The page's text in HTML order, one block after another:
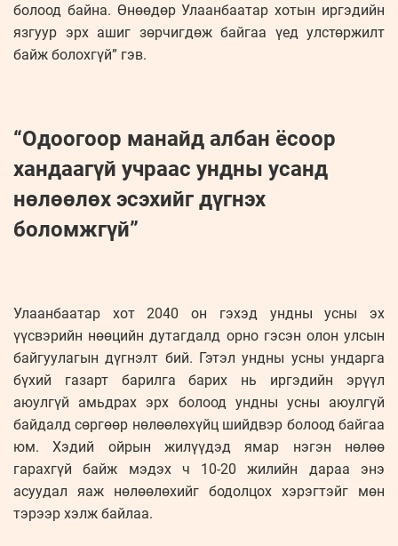
болоод байна. Өнөөдөр Улаанбаатар хотын иргэдийн
язгуур эрх ашиг зөрчигдөж байгаа үед улстөржилт
байж болохгүй” гэв.
“Одоогоор манайд албан ёсоор
хандаагүй учраас ундны усанд
нөлөөлөх эсэхийг дүгнэх
боломжгүй”
Улаанбаатар хот 2040 он гэхэд ундны усны эх
үүсвэрийн нөөцийн дутагдалд орно гэсэн олон улсын
байгуулагын дүгнэлт бий. Гэтэл ундны усны ундарга
бүхий газарт барилга барих нь иргэдийн эрүүл
аюулгүй амьдрах эрх болоод ундны усны аюулгүй
байдалд сөргөөр нөлөөлөхүйц шийдвэр болоод байгаа
юм. Хэдий ойрын жилүүдэд ямар нэгэн нөлөө
гарахгүй байж мэдэх ч 10-20 жилийн дараа энэ
асуудал яаж нөлөөлөхийг бодолцох хэрэгтэйг мөн
тэрээр хэлж байлаа.